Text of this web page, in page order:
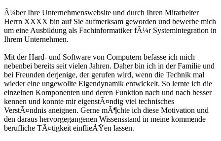
Ã¼ber Ihre Unternehmenswebsite und durch Ihren Mitarbeiter
Herrn XXXX bin auf Sie aufmerksam geworden und bewerbe mich
um eine Ausbildung als Fachinformatiker fÃ¼r Systemintegration in
Ihrem Unternehmen.
Mit der Hard- und Software von Computern befasse ich mich
nebenbei bereits seit vielen Jahren. Daher bin ich in der Familie und
bei Freunden derjenige, der gerufen wird, wenn die Technik mal
wieder eine ungewollte Eigendynamik entwickelt. So lernte ich die
einzelnen Komponenten und deren Funktion nach und nach besser
kennen und konnte mir eigenstÃ¤ndig viel technisches
VerstÃ¤ndnis aneignen. Gerne mÃ¶chte ich diese Motivation und
den daraus hervorgegangenen Wissensstand in meine kommende
berufliche TÃ¤tigkeit einflieÃŸen lassen.